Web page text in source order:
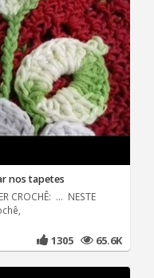
nos tapetes
CROCHÊ: ... NESTE
1305 65.6K